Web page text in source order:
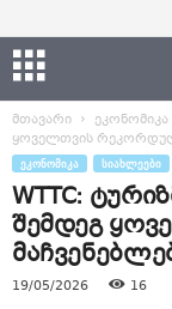
მთავარი ეკონომიკა
ყოველთვის
ᲔᲙᲝᲜᲝᲛᲘᲙᲐ ᲡᲘᲐᲮᲚᲔᲔᲑᲘ
WTTC:
შემდეგ
19/05/2026 16